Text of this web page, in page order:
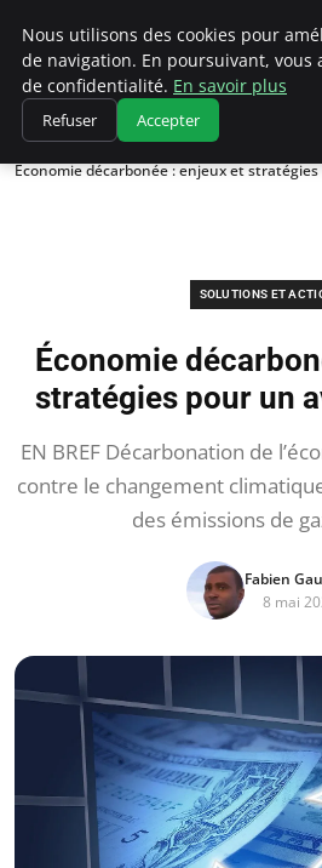
Climatedebtagents
Accueil
Solutions et Actions
Économie décarbonée : enjeux et
SOLUTIONS ET
Économie
stratégies pour un
EN BREF Décarbonation de
contre le changement
des émissions de
Fabien
8 mai
Nous utilisons des cookies pour
de navigation. En poursuivant,
de confidentialité. En savoir plus
Refuser Accepter